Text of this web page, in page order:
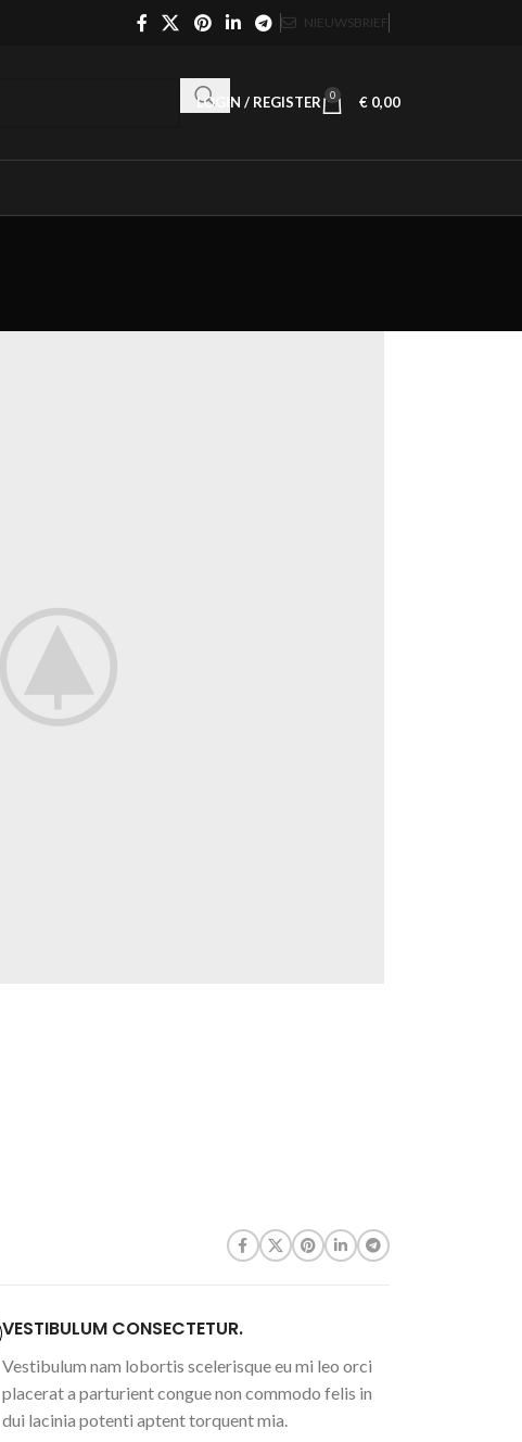
NIEUWSBRIEF
LOGIN / REGISTER 0 € 0,00
VESTIBULUM CONSECTETUR.
Vestibulum nam lobortis scelerisque eu mi leo orci
placerat a parturient congue non commodo felis in
dui lacinia potenti aptent torquent mia.